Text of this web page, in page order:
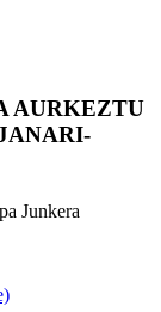
AURKEZTU
Junkera